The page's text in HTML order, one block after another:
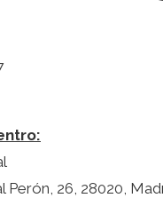
Perón, 26, 28020,